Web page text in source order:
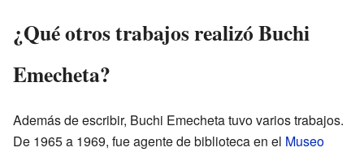
¿Qué otros trabajos realizó Buchi
Emecheta?
Además de escribir, Buchi Emecheta tuvo varios trabajos.
De 1965 a 1969, fue agente de biblioteca en el Museo